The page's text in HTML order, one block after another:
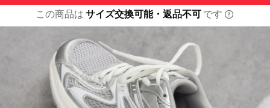
この商品は サイズ交換可能・返品不可 です